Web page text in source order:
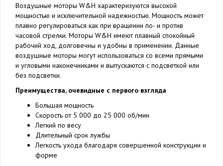
Воздушные моторы W&H характеризуются высокой
мощностью и исключительной надежностью. Мощность может
плавно регулироваться как при вращении по- и против
часовой стрелки. Моторы W&H имеют плавный спокойный
рабочий ход, долговечны и удобны в применении. Данные
воздушные моторы могут использоваться со всеми прямыми
и угловыми наконечниками и выпускаются с подсветкой или
без подсветки.
Преимущества, очевидные с первого взгляда
Большая мощность
Скорость от 5 000 до 25 000 об/мин
Легкий по весу
Длительный срок лужбы
Легкость ухода благодаря совершенной конструкции и
форме